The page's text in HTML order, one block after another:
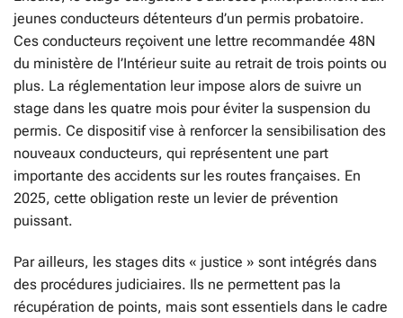
jeunes conducteurs détenteurs d’un permis probatoire.
Ces conducteurs reçoivent une lettre recommandée 48N
du ministère de l’Intérieur suite au retrait de trois points ou
plus. La réglementation leur impose alors de suivre un
stage dans les quatre mois pour éviter la suspension du
permis. Ce dispositif vise à renforcer la sensibilisation des
nouveaux conducteurs, qui représentent une part
importante des accidents sur les routes françaises. En
2025, cette obligation reste un levier de prévention
puissant.
Par ailleurs, les stages dits « justice » sont intégrés dans
des procédures judiciaires. Ils ne permettent pas la
récupération de points, mais sont essentiels dans le cadre